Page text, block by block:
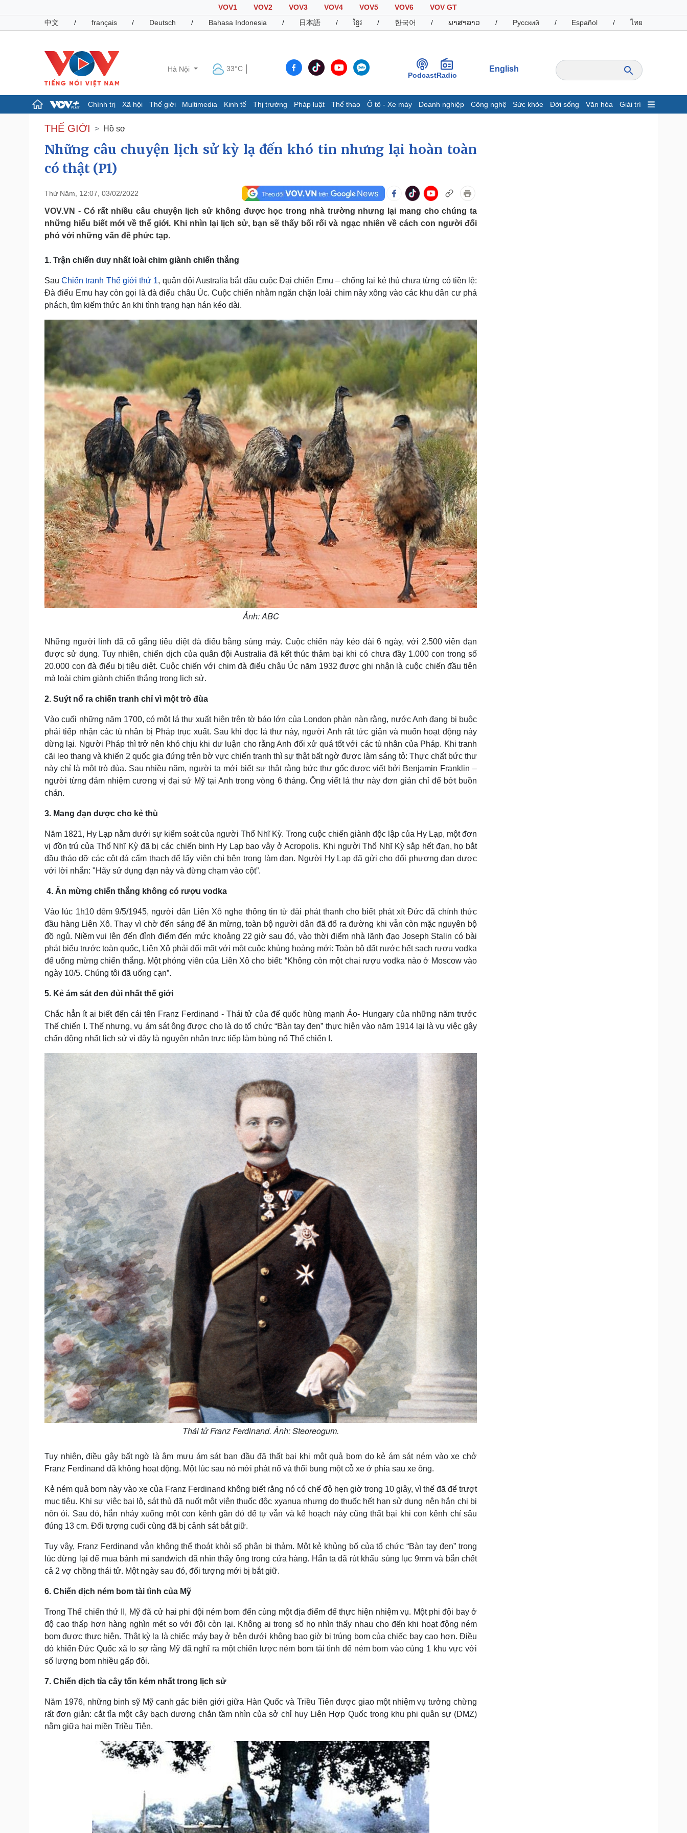
VOV1 VOV2 VOV3 VOV4 VOV5 VOV6
VOV GT
中文
/ français / Deutsch / Bahasa Indonesia / 日本語 / ខ្មែរ / 한국어 / ພາສາລາວ / Русский / Español / ไทย
Hà Nội 33°C
PodcastRadio
English
Chính trị Xã hội Thế giới Multimedia Kinh tế Thị trường Pháp luật Thể thao Ô tô - Xe máy Doanh nghiệp Công nghệ Sức khỏe Đời sống Văn hóa Giải trí
Chính trị
Tổ chức nhân sự
Quốc hội
Nhận diện sự thật
Dự báo thời tiết
Cuộc sống đó đây
Ảnh
Khởi nghiệp
Pháp luật
Vụ án
Tin nóng
Quân sự - Quốc phòng
Vũ khí
Việt Nam
Thể thao
Bóng đá
Ô tô - Xe máy
Ô tô
Doanh nghiệp
Thông tin doanh nghiệp
Sức khỏe
Dinh dưỡng - món ngon
Cây thuốc
Sản phụ khoa
Nhi khoa
Nam khoa
Làm đẹp - giảm cân
Phòng mạch online
Ăn sạch sống khỏe
Đời sống
Nhà đẹp
Blog
Tình yêu - Gia đình
Văn hóa
Sân khấu - Điện ảnh
Âm nhạc
Di sản
Giải trí
Nghệ sĩ
Sao Việt
Du lịch
Tư vấn
check-in
Cải chính
THẾ GIỚI Hồ sơ
Những câu chuyện lịch sử kỳ lạ đến khó tin nhưng lại hoàn toàn
có thật (P1)
Thứ Năm, 12:07, 03/02/2022
VOV.VN - Có rất nhiều câu chuyện lịch sử không được học trong nhà trường nhưng lại mang cho chúng ta
những hiểu biết mới về thế giới. Khi nhìn lại lịch sử, bạn sẽ thấy bối rối và ngạc nhiên về cách con người đối
phó với những vấn đề phức tạp.
1. Trận chiến duy nhất loài chim giành chiến thắng
SauChiến tranh Thế giới thứ 1, quân đội Australia bắt đầu cuộc Đại chiến Emu – chống lại kẻ thù chưa từng có tiền lệ:
Đà điểu Emu hay còn gọi là đà điểu châu Úc. Cuộc chiến nhằm ngăn chặn loài chim này xông vào các khu dân cư phá
phách, tìm kiếm thức ăn khi tình trạng hạn hán kéo dài.
Ảnh: ABC
Những người lính đã cố gắng tiêu diệt đà điểu bằng súng máy. Cuộc chiến này kéo dài 6 ngày, với 2.500 viên đạn
được sử dụng. Tuy nhiên, chiến dịch của quân đội Australia đã kết thúc thảm bại khi có chưa đầy 1.000 con trong số
20.000 con đà điểu bị tiêu diệt. Cuộc chiến với chim đà điểu châu Úc năm 1932 được ghi nhận là cuộc chiến đầu tiên
mà loài chim giành chiến thắng trong lịch sử.
2. Suýt nổ ra chiến tranh chỉ vì một trò đùa
Vào cuối những năm 1700, có một lá thư xuất hiện trên tờ báo lớn của London phàn nàn rằng, nước Anh đang bị buộc
phải tiếp nhận các tù nhân bị Pháp trục xuất. Sau khi đọc lá thư này, người Anh rất tức giận và muốn hoạt động này
dừng lại. Người Pháp thì trở nên khó chịu khi dư luận cho rằng Anh đối xử quá tốt với các tù nhân của Pháp. Khi tranh
cãi leo thang và khiến 2 quốc gia đứng trên bờ vực chiến tranh thì sự thật bất ngờ được làm sáng tỏ: Thực chất bức thư
này chỉ là một trò đùa. Sau nhiều năm, người ta mới biết sự thật rằng bức thư gốc được viết bởi Benjamin Franklin –
người từng đảm nhiệm cương vị đại sứ Mỹ tại Anh trong vòng 6 tháng. Ông viết lá thư này đơn giản chỉ để bớt buồn
chán.
3. Mang đạn dược cho kẻ thù
Năm 1821, Hy Lạp nằm dưới sự kiểm soát của người Thổ Nhĩ Kỳ. Trong cuộc chiến giành độc lập của Hy Lạp, một đơn
vị đồn trú của Thổ Nhĩ Kỳ đã bị các chiến binh Hy Lạp bao vây ở Acropolis. Khi người Thổ Nhĩ Kỳ sắp hết đạn, họ bắt
đầu tháo dỡ các cột đá cẩm thạch để lấy viên chì bên trong làm đạn. Người Hy Lạp đã gửi cho đối phương đạn dược
với lời nhắn: "Hãy sử dụng đạn này và đừng chạm vào cột”.
4. Ăn mừng chiến thắng không có rượu vodka
Vào lúc 1h10 đêm 9/5/1945, người dân Liên Xô nghe thông tin từ đài phát thanh cho biết phát xít Đức đã chính thức
đầu hàng Liên Xô. Thay vì chờ đến sáng để ăn mừng, toàn bộ người dân đã đổ ra đường khi vẫn còn mặc nguyên bộ
đồ ngủ. Niềm vui lên đến đỉnh điểm đến mức khoảng 22 giờ sau đó, vào thời điểm nhà lãnh đạo Joseph Stalin có bài
phát biểu trước toàn quốc, Liên Xô phải đối mặt với một cuộc khủng hoảng mới: Toàn bộ đất nước hết sạch rượu vodka
để uống mừng chiến thắng. Một phóng viên của Liên Xô cho biết: “Không còn một chai rượu vodka nào ở Moscow vào
ngày 10/5. Chúng tôi đã uống cạn”.
5. Kẻ ám sát đen đủi nhất thế giới
Chắc hẳn ít ai biết đến cái tên Franz Ferdinand - Thái tử của đế quốc hùng mạnh Áo- Hungary của những năm trước
Thế chiến I. Thế nhưng, vụ ám sát ông được cho là do tổ chức “Bàn tay đen” thực hiện vào năm 1914 lại là vụ việc gây
chấn động nhất lịch sử vì đây là nguyên nhân trực tiếp làm bùng nổ Thế chiến I.
Thái tử Franz Ferdinand. Ảnh: Steoreogum.
Tuy nhiên, điều gây bất ngờ là âm mưu ám sát ban đầu đã thất bại khi một quả bom do kẻ ám sát ném vào xe chở
Franz Ferdinand đã không hoạt động. Một lúc sau nó mới phát nổ và thổi bung một cỗ xe ở phía sau xe ông.
Kẻ ném quả bom này vào xe của Franz Ferdinand không biết rằng nó có chế độ hẹn giờ trong 10 giây, vì thế đã để trượt
mục tiêu. Khi sự việc bại lộ, sát thủ đã nuốt một viên thuốc độc xyanua nhưng do thuốc hết hạn sử dụng nên hắn chị bị
nôn ói. Sau đó, hắn nhảy xuống một con kênh gần đó để tự vẫn và kế hoạch này cũng thất bại khi con kênh chỉ sâu
đúng 13 cm. Đối tượng cuối cùng đã bị cảnh sát bắt giữ.
Tuy vậy, Franz Ferdinand vẫn không thể thoát khỏi số phận bi thảm. Một kẻ khủng bố của tổ chức “Bàn tay đen” trong
lúc dừng lại để mua bánh mì sandwich đã nhìn thấy ông trong cửa hàng. Hắn ta đã rút khẩu súng lục 9mm và bắn chết
cả 2 vợ chồng thái tử. Một ngày sau đó, đối tượng mới bị bắt giữ.
6. Chiến dịch ném bom tài tình của Mỹ
Trong Thế chiến thứ II, Mỹ đã cử hai phi đội ném bom đến cùng một địa điểm để thực hiện nhiệm vụ. Một phi đội bay ở
độ cao thấp hơn hàng nghìn mét so với đội còn lại. Không ai trong số họ nhìn thấy nhau cho đến khi hoạt động ném
bom được thực hiện. Thật kỳ lạ là chiếc máy bay ở bên dưới không bao giờ bị trúng bom của chiếc bay cao hơn. Điều
đó khiến Đức Quốc xã lo sợ rằng Mỹ đã nghĩ ra một chiến lược ném bom tài tình để ném bom vào cùng 1 khu vực với
số lượng bom nhiều gấp đôi.
7. Chiến dịch tỉa cây tốn kém nhất trong lịch sử
Năm 1976, những binh sỹ Mỹ canh gác biên giới giữa Hàn Quốc và Triều Tiên được giao một nhiệm vụ tưởng chừng
rất đơn giản: cắt tỉa một cây bạch dương chắn tầm nhìn của sở chỉ huy Liên Hợp Quốc trong khu phi quân sự (DMZ)
nằm giữa hai miền Triều Tiên.